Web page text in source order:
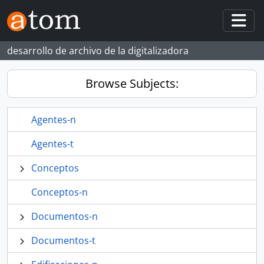
Skip to main content
desarrollo de archivo de la digitalizadora
Browse Subjects:
Agentes-n
Agentes-t
Conceptos
Conceptos-n
Documentos-n
Documentos-t